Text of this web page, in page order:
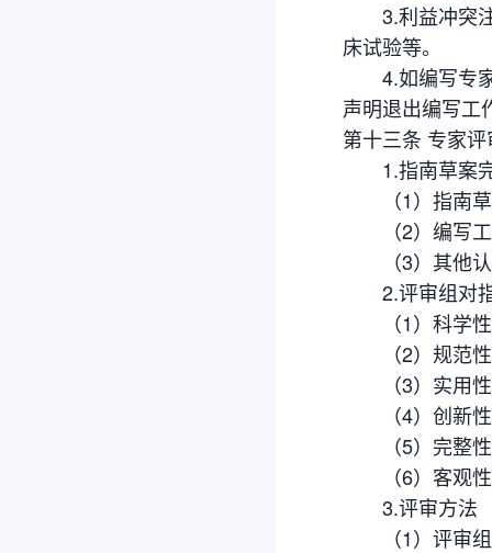
3.利益冲突注
床试验等。
4.如编写专家
声明退出编写工
第十三条 专家
1.指南草案完
（1）指南草
（2）编写工
（3）其他认
2.评审组对指
（1）科学性
（2）规范性
（3）实用性
（4）创新性
（5）完整性
（6）客观性
3.评审方法
（1）评审组